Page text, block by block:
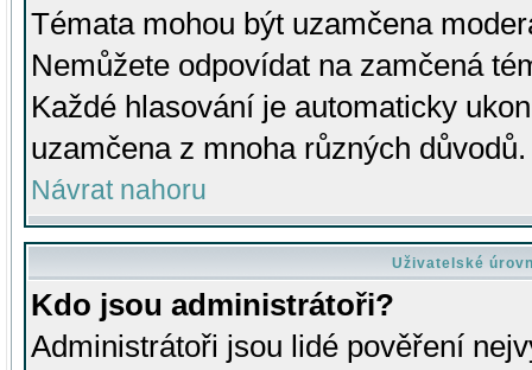
Témata mohou být uzamčena
Nemůžete odpovídat na zamčená
Každé hlasování je automaticky
uzamčena z mnoha různých důvodů.
Návrat nahoru
Uživatelské
Kdo jsou administrátoři?
Administrátoři jsou lidé pověření